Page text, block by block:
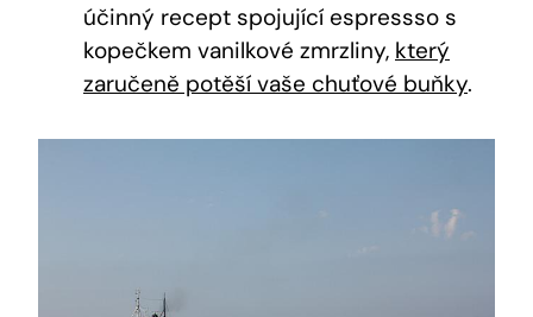
účinný recept spojující espressso s
kopečkem vanilkové zmrzliny, který
zaručeně potěší vaše chuťové buňky.